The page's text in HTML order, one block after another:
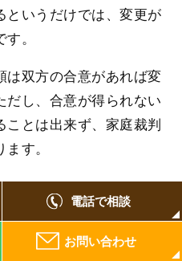
というだけでは、変更が
。
は双方の合意があれば変
し、合意が得られない
とは出来ず、家庭裁判
す。
い場合どうすればよ
電話で相談
お問い合わせ